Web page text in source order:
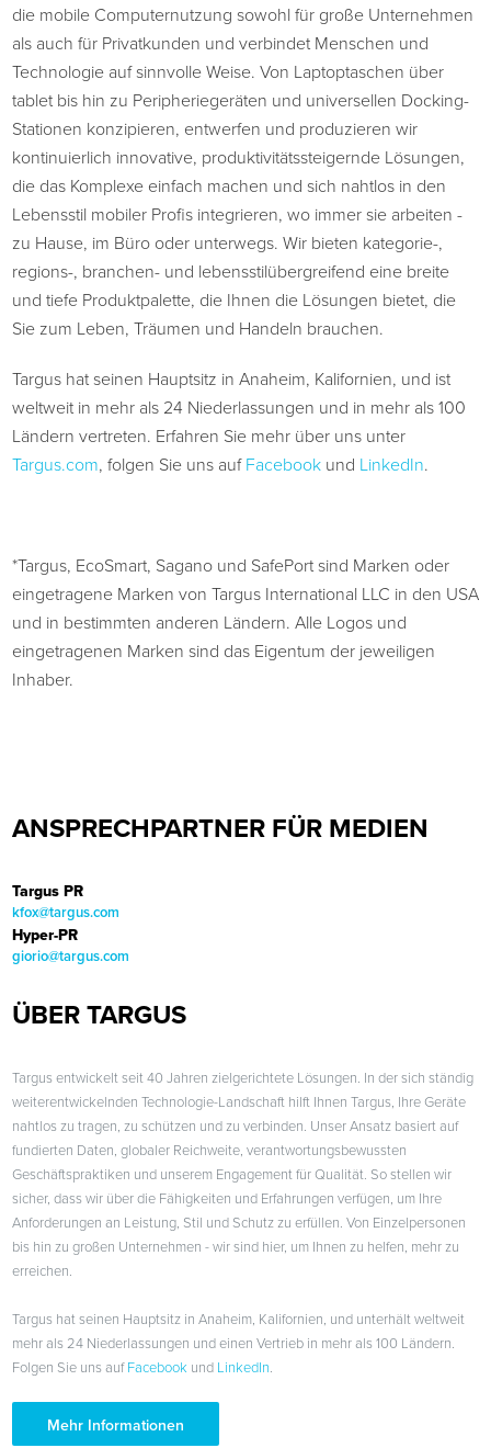
die mobile Computernutzung sowohl für große Unternehmen
als auch für Privatkunden und verbindet Menschen und
Technologie auf sinnvolle Weise. Von Laptoptaschen über
tablet bis hin zu Peripheriegeräten und universellen Docking-
Stationen konzipieren, entwerfen und produzieren wir
kontinuierlich innovative, produktivitätssteigernde Lösungen,
die das Komplexe einfach machen und sich nahtlos in den
Lebensstil mobiler Profis integrieren, wo immer sie arbeiten -
zu Hause, im Büro oder unterwegs. Wir bieten kategorie-,
regions-, branchen- und lebensstilübergreifend eine breite
und tiefe Produktpalette, die Ihnen die Lösungen bietet, die
Sie zum Leben, Träumen und Handeln brauchen.
Targus hat seinen Hauptsitz in Anaheim, Kalifornien, und ist
weltweit in mehr als 24 Niederlassungen und in mehr als 100
Ländern vertreten. Erfahren Sie mehr über uns unter
Targus.com, folgen Sie uns auf Facebookund LinkedIn.
*Targus, EcoSmart, Sagano und SafePort sind Marken oder
eingetragene Marken von Targus International LLC in den USA
und in bestimmten anderen Ländern. Alle Logos und
eingetragenen Marken sind das Eigentum der jeweiligen
Inhaber.
ANSPRECHPARTNER FÜR MEDIEN
Targus PR
kfox@targus.com
Hyper-PR
giorio@targus.com
ÜBER TARGUS
Targus entwickelt seit 40 Jahren zielgerichtete Lösungen. In der sich ständig
weiterentwickelnden Technologie-Landschaft hilft Ihnen Targus, Ihre Geräte
nahtlos zu tragen, zu schützen und zu verbinden. Unser Ansatz basiert auf
fundierten Daten, globaler Reichweite, verantwortungsbewussten
Geschäftspraktiken und unserem Engagement für Qualität. So stellen wir
sicher, dass wir über die Fähigkeiten und Erfahrungen verfügen, um Ihre
Anforderungen an Leistung, Stil und Schutz zu erfüllen. Von Einzelpersonen
bis hin zu großen Unternehmen - wir sind hier, um Ihnen zu helfen, mehr zu
erreichen.
Targus hat seinen Hauptsitz in Anaheim, Kalifornien, und unterhält weltweit
mehr als 24 Niederlassungen und einen Vertrieb in mehr als 100 Ländern.
Folgen Sie uns aufFacebook und LinkedIn.
Mehr Informationen